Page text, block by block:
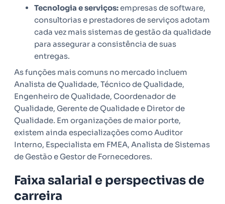
Tecnologia e serviços:empresas de software,
consultorias e prestadores de serviços adotam
cada vez mais sistemas de gestão da qualidade
para assegurar a consistência de suas
entregas.
As funções mais comuns no mercado incluem
Analista de Qualidade, Técnico de Qualidade,
Engenheiro de Qualidade, Coordenador de
Qualidade, Gerente de Qualidade e Diretor de
Qualidade. Em organizações de maior porte,
existem ainda especializações como Auditor
Interno, Especialista em FMEA, Analista de Sistemas
de Gestão e Gestor de Fornecedores.
Faixa salarial e perspectivas de
carreira